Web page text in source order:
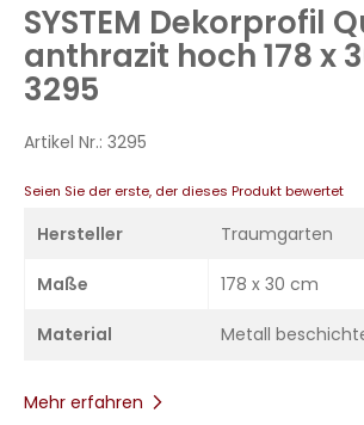
springen
SYSTEM Dekorprofil
anthrazit hoch 178 x
3295
Artikel Nr.: 3295
Seien Sie der erste, der dieses Produkt bewertet
Hersteller Traumgarten
Maße 178 x 30 cm
Material Metall
Mehr erfahren